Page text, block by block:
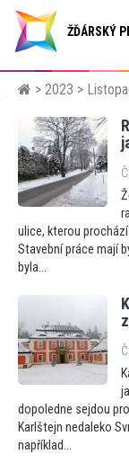
ŽĎÁRSKÝ
> 2023 >
ulice, kterou
Stavební práce mají
byla...
dopoledne sejdou
Karlštejn nedaleko
například...